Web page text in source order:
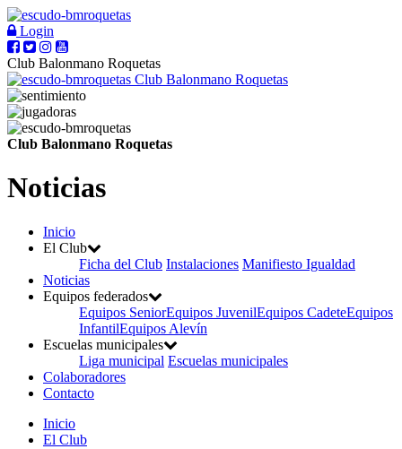
Login
Club Balonmano Roquetas
Club Balonmano Roquetas
Club Balonmano Roquetas
Noticias
Inicio
El Club
Ficha del Club Instalaciones Manifiesto Igualdad
Noticias
Equipos federados
Equipos SeniorEquipos JuvenilEquipos CadeteEquipos
InfantilEquipos Alevín
Escuelas municipales
Liga municipal Escuelas municipales
Colaboradores
Contacto
Inicio
El Club